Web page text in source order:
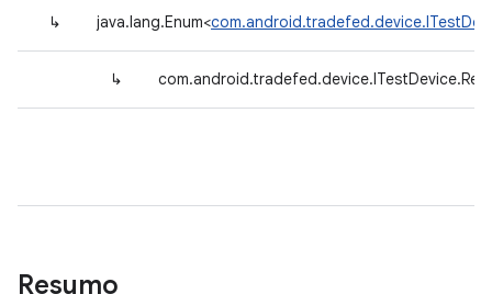
↳ java.lang.Enum<
↳
Resumo